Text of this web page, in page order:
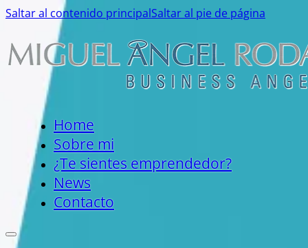
Saltar al contenido principalSaltar al pie de página
Home
Sobre mi
¿Te sientes emprendedor?
News
Contacto